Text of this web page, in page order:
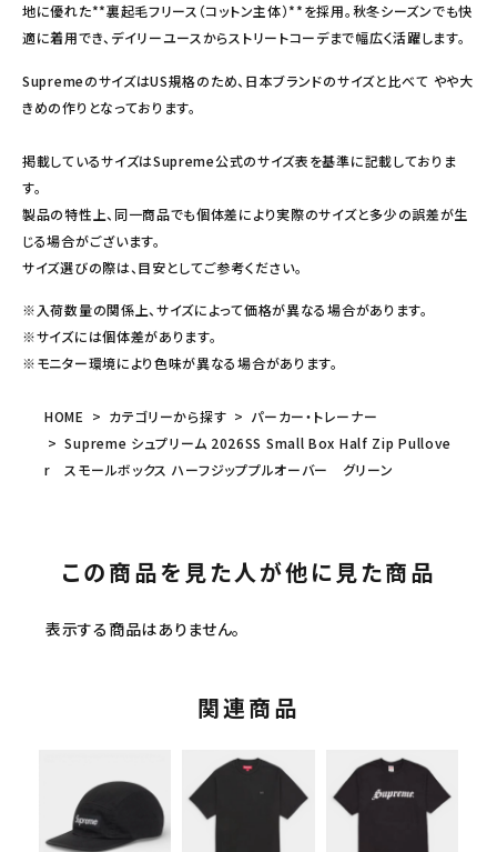
地に優れた**裏起毛フリース（コットン主体）**を採用。秋冬シーズンでも快
適に着用でき、デイリーユースからストリートコーデまで幅広く活躍します。
SupremeのサイズはUS規格のため、日本ブランドのサイズと比べて やや大
きめの作りとなっております。
掲載しているサイズはSupreme公式のサイズ表を基準に記載しておりま
す。
製品の特性上、同一商品でも個体差により実際のサイズと多少の誤差が生
じる場合がございます。
サイズ選びの際は、目安としてご参考ください。
※入荷数量の関係上、サイズによって価格が異なる場合があります。
※サイズには個体差があります。
※モニター環境により色味が異なる場合があります。
HOME カテゴリーから探す
パーカー・トレーナー
Supreme シュプリーム 2026SS Small Box Half Zip Pullove
r スモールボックス ハーフジッププルオーバー グリーン
この商品を見た人が他に見た商品
表示する商品はありません。
関連商品